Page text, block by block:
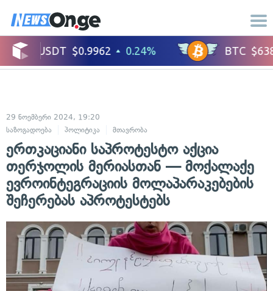
29 ნოემბერი 2024, 19:20
საზოგადოება
პოლიტიკა მთავრობა
ერთკაციანი საპროტესტო აქცია
თერჯოლის მერიასთან — მოქალაქე
ევროინტეგრაციის მოლაპარაკებების
შეჩერებას აპროტესტებს